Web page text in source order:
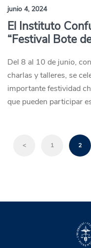
junio 4, 2024
El Instituto
“Festival Bote
Del 8 al 10 de junio,
charlas y talleres, se
importante festividad
que pueden participar
< 1 2